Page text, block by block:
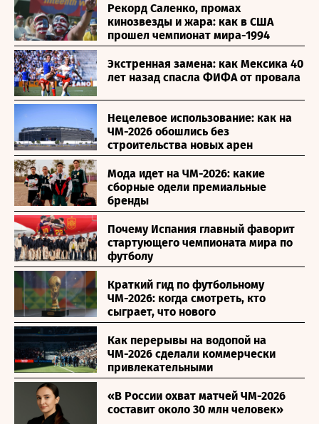
Рекорд Саленко, промах
кинозвезды и жара: как в США
прошел чемпионат мира-1994
Экстренная замена: как Мексика 40
лет назад спасла ФИФА от провала
Нецелевое использование: как на
ЧМ-2026 обошлись без
строительства новых арен
Мода идет на ЧМ-2026: какие
сборные одели премиальные
бренды
Почему Испания главный фаворит
стартующего чемпионата мира по
футболу
Краткий гид по футбольному
ЧМ-2026: когда смотреть, кто
сыграет, что нового
Как перерывы на водопой на
ЧМ-2026 сделали коммерчески
привлекательными
«В России охват матчей ЧМ-2026
составит около 30 млн человек»